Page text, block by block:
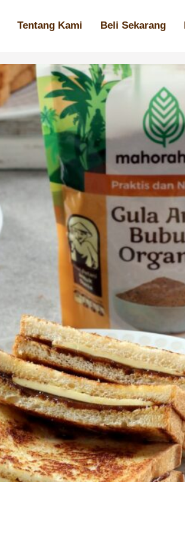
Tentang Kami Beli Sekarang